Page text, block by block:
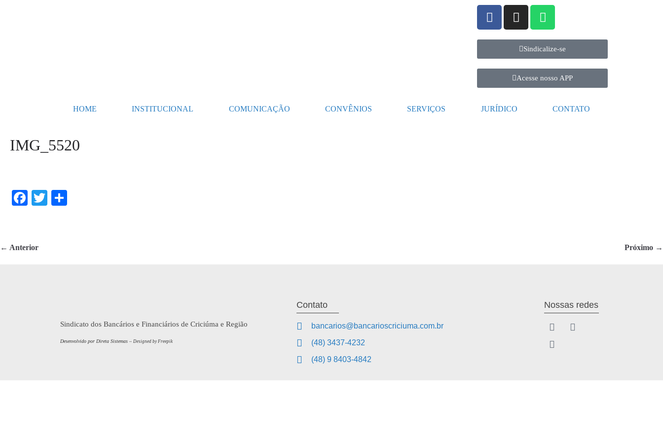
Sindicalize-se
Acesse nosso APP
HOME INSTITUCIONAL COMUNICAÇÃO CONVÊNIOS SERVIÇOS JURÍDICO CONTATO
IMG_5520
Fa
ok
T
← Anterior Próximo →
Sindicato dos Bancários e Financiários de Criciúma e Região
Desenvolvido por Direta Sistemas – Designed by Freepik
Contato
bancarios@bancarioscriciuma.com.br
(48) 3437-4232
(48) 9 8403-4842
Nossas redes